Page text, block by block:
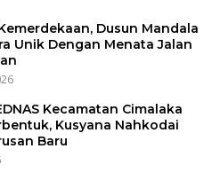
Dusun Mandala
Unik Dengan Menata Jalan
Kecamatan Cimalaka
Kusyana Nahkodai
Baru